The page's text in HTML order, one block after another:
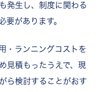
発生し、制度に関わる
要があります。
・ランニングコストを
見積もったうえで、現
ら検討することがおす